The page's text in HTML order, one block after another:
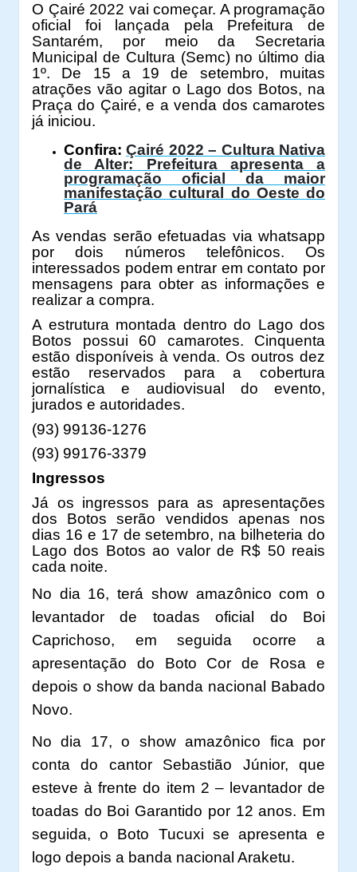
O Çairé 2022 vai começar. A programação
oficial foi lançada pela Prefeitura de
Santarém, por meio da Secretaria
Municipal de Cultura (Semc) no último dia
1º. De 15 a 19 de setembro, muitas
atrações vão agitar o Lago dos Botos, na
Praça do Çairé, e a venda dos camarotes
já iniciou.
Confira:Çairé 2022 – Cultura Nativa
de Alter: Prefeitura apresenta a
programação oficial da maior
manifestação cultural do Oeste do
Pará
As vendas serão efetuadas via whatsapp
por dois números telefônicos. Os
interessados podem entrar em contato por
mensagens para obter as informações e
realizar a compra.
A estrutura montada dentro do Lago dos
Botos possui 60 camarotes. Cinquenta
estão disponíveis à venda. Os outros dez
estão reservados para a cobertura
jornalística e audiovisual do evento,
jurados e autoridades.
(93) 99136-1276
(93) 99176-3379
Ingressos
Já os ingressos para as apresentações
dos Botos serão vendidos apenas nos
dias 16 e 17 de setembro, na bilheteria do
Lago dos Botos ao valor de R$ 50 reais
cada noite.
No dia 16, terá show amazônico com o
levantador de toadas oficial do Boi
Caprichoso, em seguida ocorre a
apresentação do Boto Cor de Rosa e
depois o show da banda nacional Babado
Novo.
No dia 17, o show amazônico fica por
conta do cantor Sebastião Júnior, que
esteve à frente do item 2 – levantador de
toadas do Boi Garantido por 12 anos. Em
seguida, o Boto Tucuxi se apresenta e
logo depois a banda nacional Araketu.